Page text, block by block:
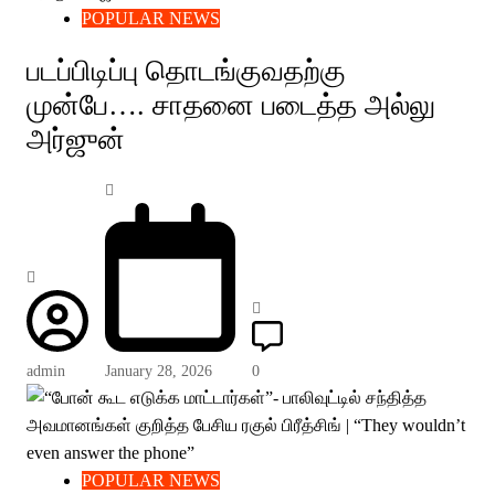
POPULAR NEWS
படப்பிடிப்பு தொடங்குவதற்கு
முன்பே…. சாதனை படைத்த அல்லு
அர்ஜுன்
admin January 28, 2026 0
POPULAR NEWS